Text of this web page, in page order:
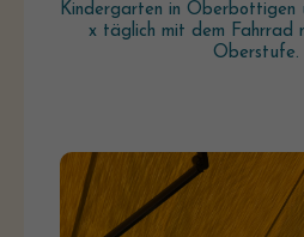
Kindergarten in Oberbottigen
x täglich mit dem Fahrrad
Oberstufe.